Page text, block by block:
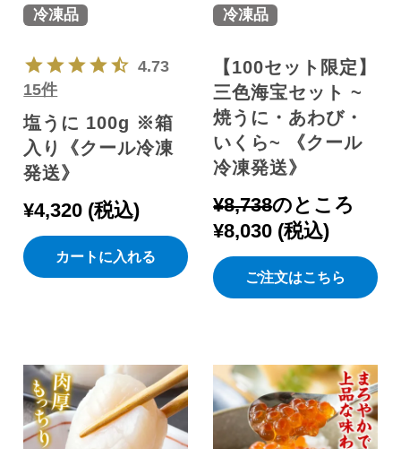
冷凍品
4.73
15件
塩うに 100g ※箱
入り《クール冷凍
発送》
¥4,320 税込
カートに入れる
冷凍品
【100セット限定】
三色海宝セット ~
焼うに・あわび・
いくら~ 《クール
冷凍発送》
¥8,738のところ
¥8,030 税込
ご注文はこちら